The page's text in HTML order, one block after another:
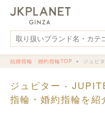
結婚指輪・婚約指輪TOP ジュピ
ジュピター -
指輪・婚約指輪を紹